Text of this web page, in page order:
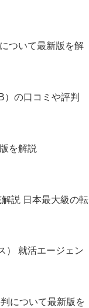
ついて最新版を解
の口コミや評判
を解説
説 日本最大級の転
） 就活エージェン
について最新版を